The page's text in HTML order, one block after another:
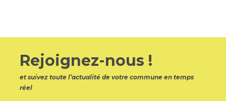
Rejoignez-nous !
et suivez toute l’actualité de votre commune en temps
réel